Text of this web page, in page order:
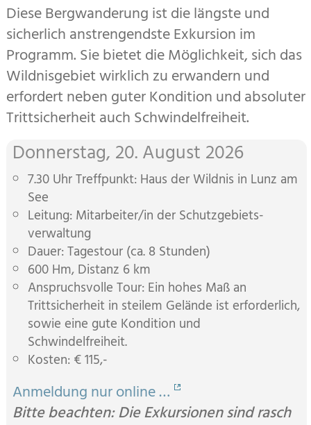
Diese Bergwanderung ist die längste und
sicherlich anstrengendste Exkursion im
Programm. Sie bietet die Möglichkeit, sich das
Wildnisgebiet wirklich zu erwan­dern und
erfordert neben guter Kondition und abso­lu­ter
Trittsicherheit auch Schwindelfreiheit.
Donnerstag, 20. August 2026
7.30 Uhr Treffpunkt: Haus der Wildnis in Lunz am
See
Leitung: Mitarbeiter/in der Schutz­gebiets­
verwaltung
Dauer: Tagestour (ca. 8 Stunden)
600 Hm, Distanz 6 km
Anspruchsvolle Tour: Ein hohes Maß an
Trittsicherheit in stei­lem Gelände ist erforderlich,
sowie eine gute Kondition und
Schwindelfreiheit.
Kosten: € 115,-
Anmeldung nur online …
Bitte beachten: Die Exkursionen sind rasch